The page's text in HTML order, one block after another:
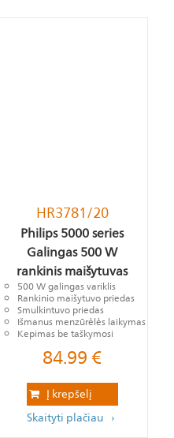
HR3781/20
Philips 5000 series
Galingas 500 W
rankinis maišytuvas
500 W galingas variklis
Rankinio maišytuvo priedas
Smulkintuvo priedas
Išmanus menzūrėlės laikymas
Kepimas be taškymosi
84.99€
Į krepšelį
Skaityti plačiau